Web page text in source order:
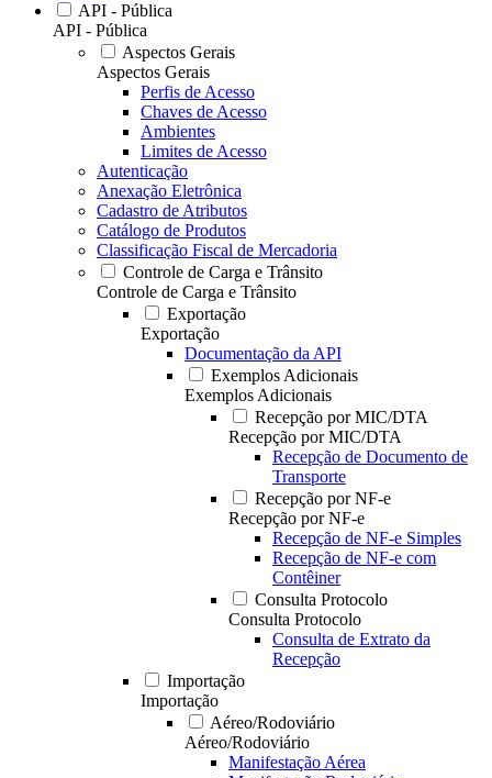
API - Pública
API - Pública
Aspectos Gerais
Aspectos Gerais
Perfis de Acesso
Chaves de Acesso
Ambientes
Limites de Acesso
Autenticação
Anexação Eletrônica
Cadastro de Atributos
Catálogo de Produtos
Classificação Fiscal de Mercadoria
Controle de Carga e Trânsito
Controle de Carga e Trânsito
Exportação
Exportação
Documentação da API
Exemplos Adicionais
Exemplos Adicionais
Recepção por MIC/DTA
Recepção por MIC/DTA
Recepção de Documento de
Transporte
Recepção por NF-e
Recepção por NF-e
Recepção de NF-e Simples
Recepção de NF-e com
Contêiner
Consulta Protocolo
Consulta Protocolo
Consulta de Extrato da
Recepção
Importação
Importação
Aéreo/Rodoviário
Aéreo/Rodoviário
Manifestação Aérea